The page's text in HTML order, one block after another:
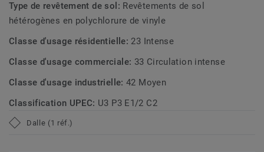
Type de revêtement de sol: Revêtements de sol
hétérogènes en polychlorure de vinyle
Classe d'usage résidentielle: 23 Intense
Classe d'usage commerciale: 33 Circulation intense
Classe d'usage industrielle:42 Moyen
Classification UPEC: U3 P3 E1/2 C2
Dalle (1 réf.)